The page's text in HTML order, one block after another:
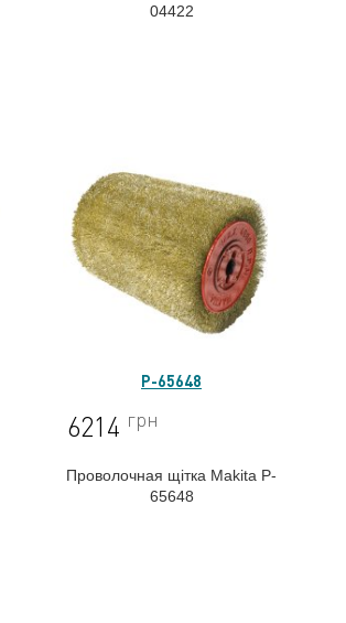
04422
P-65648
6214 грн
Проволочная щітка Makita P-
65648